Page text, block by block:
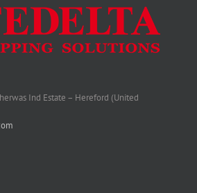
Ind Estate – Hereford (United